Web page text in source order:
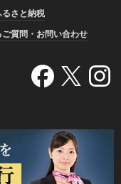
るさと納税
ご質問・お問い合わせ